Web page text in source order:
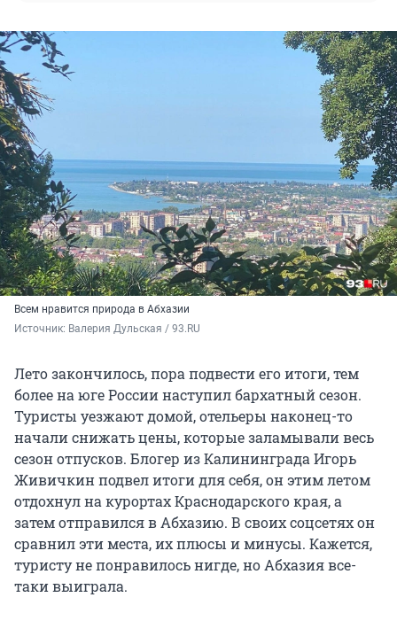
Всем нравится природа в Абхазии
Источник: Валерия Дульская / 93.RU
Лето закончилось, пора подвести его итоги, тем
более на юге России наступил бархатный сезон.
Туристы уезжают домой, отельеры наконец-то
начали снижать цены, которые заламывали весь
сезон отпусков. Блогер из Калининграда Игорь
Живичкин подвел итоги для себя, он этим летом
отдохнул на курортах Краснодарского края, а
затем отправился в Абхазию. В своих соцсетях он
сравнил эти места, их плюсы и минусы. Кажется,
туристу не понравилось нигде, но Абхазия все-
таки выиграла.